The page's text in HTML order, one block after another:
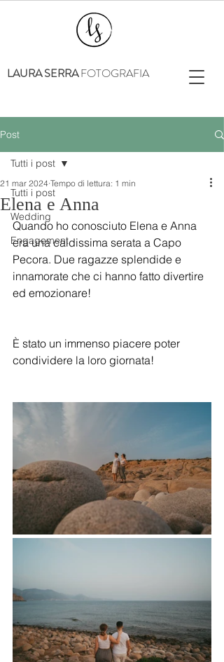
LAURA SERRAFOTOGRAFIA
Post
Tutti i post
Wedding
Engagement
Tutti i post
Elena e Anna
21 mar 2024 Tempo di lettura: 1 min
Quando ho conosciuto Elena e Anna
era una caldissima serata a Capo
Pecora. Due ragazze splendide e
innamorate che ci hanno fatto divertire
ed emozionare!
È stato un immenso piacere poter
condividere la loro giornata!